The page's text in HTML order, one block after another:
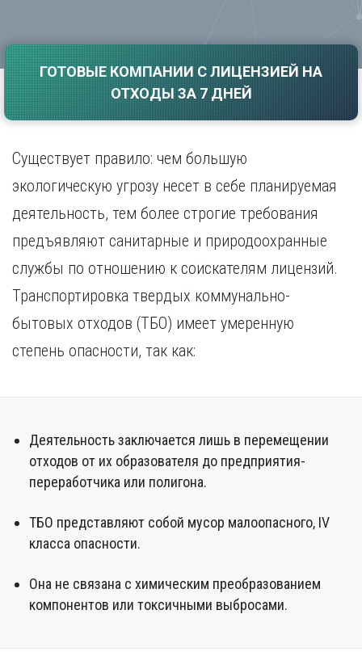
Воронеж
Е
Екатеринбург
Иваново
Иркутск
К
Казань
Калининград
Кемерово
Киров
Курск
М
Махачкала
Мурманск
Севастополь
Симферополь
Смоленск
Сочи
Ставрополь
Т
Тамбов
Тверь
Тольятти
Томск
Тула
Тюмень
У
Улан-Удэ
Х
Ч
Чебоксары
Чита
Ярославль
ГОТОВЫЕ КОМПАНИИ С ЛИЦЕНЗИЕЙ НА
ОТХОДЫ ЗА 7 ДНЕЙ
Существует правило: чем большую
экологическую угрозу несет в себе планируемая
деятельность, тем более строгие требования
предъявляют санитарные и природоохранные
службы по отношению к соискателям лицензий.
Транспортировка твердых коммунально-
бытовых отходов (ТБО) имеет умеренную
степень опасности, так как:
Деятельность заключается лишь в перемещении
отходов от их образователя до предприятия-
переработчика или полигона.
ТБО представляют собой мусор малоопасного, IV
класса опасности.
Она не связана с химическим преобразованием
компонентов или токсичными выбросами.